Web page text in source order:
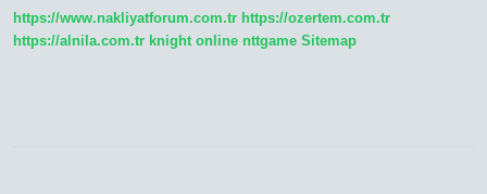
https://www.nakliyatforum.com.tr https://ozertem.com.tr
https://alnila.com.tr knight online nttgame Sitemap